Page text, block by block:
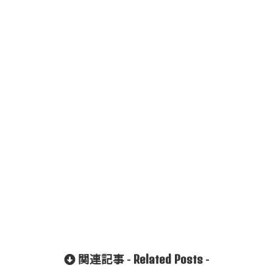
関連記事 - Related Posts-